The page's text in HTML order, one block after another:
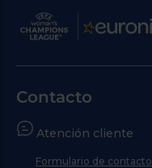
Contacto
Atención cliente
Formulario de contacto